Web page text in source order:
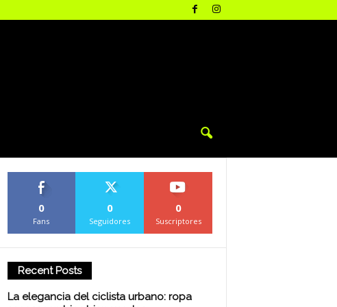
0
Fans
0
Seguidores
0
Suscriptores
Recent Posts
La elegancia del ciclista urbano: ropa